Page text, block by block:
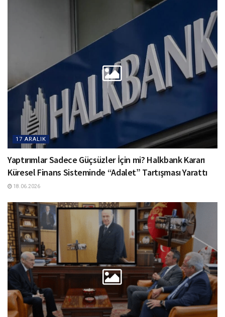
17 ARALIK
Yaptırımlar Sadece Güçsüzler İçin mi? Halkbank Kararı
Küresel Finans Sisteminde “Adalet” Tartışması Yarattı
18.06.2026